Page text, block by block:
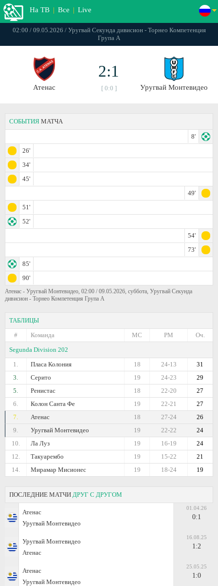
На ТВ | Все | Live
02:00 / 09.05.2026 / Уругвай Секунда дивисион - Торнео Компетенция
Група А
Атенас
2:1
[ 0:0 ] Уругвай Монтевидео
СОБЫТИЯ МАТЧА
8'
26'
34'
45'
49'
51'
52'
54'
73'
85'
90'
Атенас - Уругвай Монтевидео, 02:00 / 09.05.2026, суббота, Уругвай Секунда
дивисион - Торнео Компетенция Група А
ТАБЛИЦЫ
#
Команда Оч.
РМ
МС
Segunda Division 202
1.
Пласа Колония 31
24-13
18
3.
Серито 29
24-23
19
5.
Ренистас 27
22-20
18
6.
Колон Санта Фе 27
22-21
19
7.
Атенас 26
27-24
18
9.
Уругвай Монтевидео 24
22-22
19
10.
Ла Луз 24
16-19
19
12.
Такуарембо 21
15-22
19
14.
Мирамар Мисионес 19
18-24
19
ПОСЛЕДНИЕ МАТЧИ ДРУГ С ДРУГОМ
Атенас
Уругвай Монтевидео
01.04.26
0:1
Уругвай Монтевидео
Атенас
16.08.25
1:2
Атенас
Уругвай Монтевидео
25.05.25
1:0